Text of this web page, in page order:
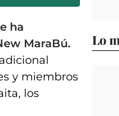
ha
MaraBú.
y miembros
los
Lo